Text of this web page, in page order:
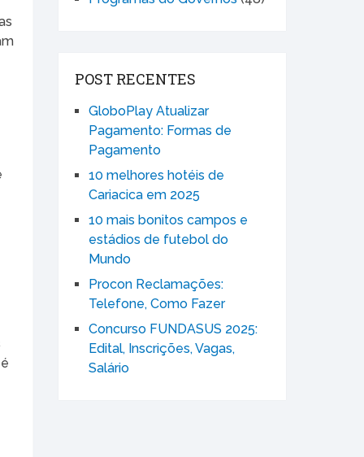
POST RECENTES
GloboPlay Atualizar
Pagamento: Formas de
Pagamento
10 melhores hotéis de
Cariacica em 2025
10 mais bonitos campos e
estádios de futebol do
Mundo
Procon Reclamações:
Telefone, Como Fazer
Concurso FUNDASUS 2025:
Edital, Inscrições, Vagas,
Salário